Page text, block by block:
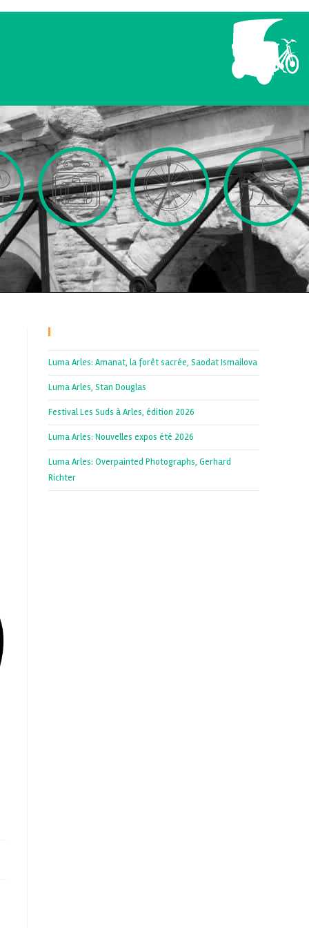
Luma Arles: Amanat, la forêt sacrée, Saodat Ismailova
Luma Arles, Stan Douglas
Festival Les Suds à Arles, édition 2026
Luma Arles: Nouvelles expos été 2026
Luma Arles: Overpainted Photographs, Gerhard
Richter